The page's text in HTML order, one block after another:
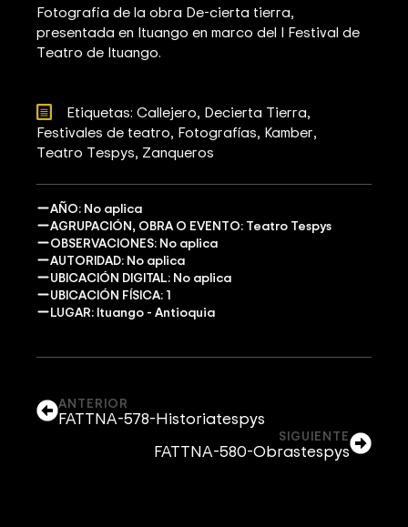
Fotografia de la obra De-cierta tierra,
presentada en Ituango en marco del I Festival de
Teatro de Ituango.
Etiquetas: Callejero Decierta Tierra
Festivales de teatro Fotografías Kamber
Teatro Tespys Zanqueros
AÑO: No aplica
AGRUPACIÓN, OBRA O EVENTO: Teatro Tespys
OBSERVACIONES: No aplica
AUTORIDAD: No aplica
UBICACIÓN DIGITAL: No aplica
UBICACIÓN FÍSICA: 1
LUGAR: Ituango - Antioquia
ANTERIOR
FATTNA-578-Historiatespys
SIGUIENTE
FATTNA-580-Obrastespys